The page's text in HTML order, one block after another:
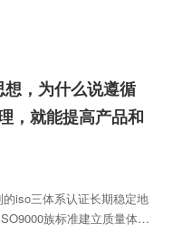
，为什么说遵循
，就能提高产品和
iso三体系认证长期稳定地
族标准建立质量体系